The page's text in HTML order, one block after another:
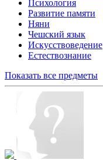
Психология
Развитие памяти
Няни
Чешский язык
Искусствоведение
Естествознание
Показать все предметы